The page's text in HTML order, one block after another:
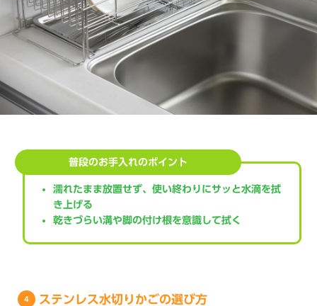
普段のお手入れのポイント
濡れたまま放置せず、使い終わりにサッと水滴を拭
き上げる
乾きづらい溝や脚の付け根を意識して拭く
4 ステンレス水切りかごの選び方